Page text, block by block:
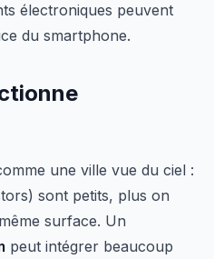
électroniques peuvent
du smartphone.
une ville vue du ciel :
sont petits, plus on
surface. Un
peut intégrer beaucoup